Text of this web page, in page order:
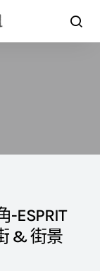
-ESPRIT
& 街景